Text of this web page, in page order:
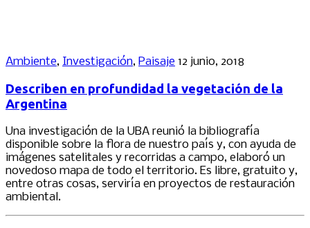
Ambiente, Investigación, Paisaje 12 junio, 2018
Describen en profundidad la vegetación de la
Argentina
Una investigación de la UBA reunió la bibliografía
disponible sobre la flora de nuestro país y, con ayuda de
imágenes satelitales y recorridas a campo, elaboró un
novedoso mapa de todo el territorio. Es libre, gratuito y,
entre otras cosas, serviría en proyectos de restauración
ambiental.